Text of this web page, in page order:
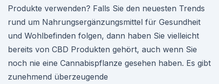
Produkte verwenden? Falls Sie den neuesten Trends
rund um Nahrungsergänzungsmittel für Gesundheit
und Wohlbefinden folgen, dann haben Sie vielleicht
bereits von CBD Produkten gehört, auch wenn Sie
noch nie eine Cannabispflanze gesehen haben. Es gibt
zunehmend überzeugende